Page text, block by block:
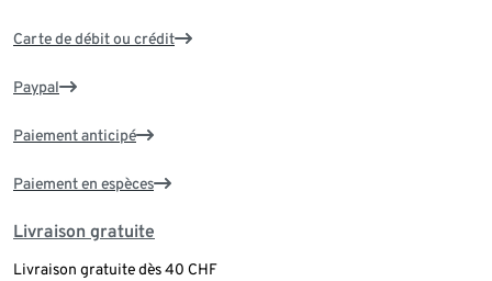
Carte de débit ou crédit
Paypal
Paiement anticipé
Paiement en espèces
Livraison gratuite
Livraison gratuite dès 40 CHF